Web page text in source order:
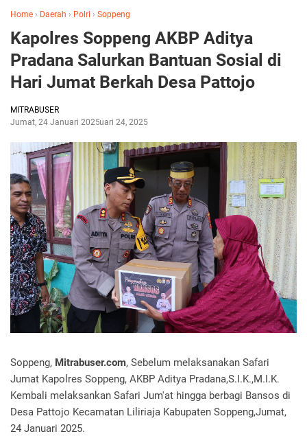
Home › Daerah › Polri › Soppeng
Kapolres Soppeng AKBP Aditya
Pradana Salurkan Bantuan Sosial di
Hari Jumat Berkah Desa Pattojo
MITRABUSER
Jumat, 24 Januari 2025Januari 24, 2025
Soppeng, Mitrabuser.com, Sebelum melaksanakan Safari
Jumat Kapolres Soppeng, AKBP Aditya Pradana,S.I.K.,M.I.K.
Kembali melaksankan Safari Jum'at hingga berbagi Bansos di
Desa Pattojo Kecamatan Liliriaja Kabupaten Soppeng,Jumat,
24 Januari 2025.